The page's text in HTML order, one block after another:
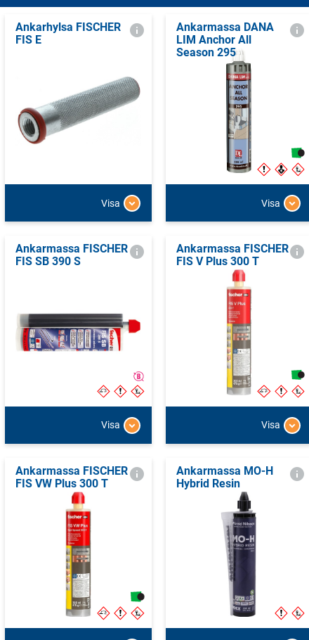
Ankarhylsa FISCHER
FIS E
Visa
Ankarmassa DANA
LIM Anchor All
Season 295
Visa
Ankarmassa FISCHER
FIS SB 390 S
Visa
Ankarmassa FISCHER
FIS V Plus 300 T
Visa
Ankarmassa FISCHER
FIS VW Plus 300 T
Ankarmassa MO-H
Hybrid Resin